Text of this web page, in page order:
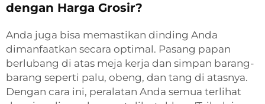
dengan Harga Grosir?
Anda juga bisa memastikan dinding Anda
dimanfaatkan secara optimal. Pasang papan
berlubang di atas meja kerja dan simpan barang-
barang seperti palu, obeng, dan tang di atasnya.
Dengan cara ini, peralatan Anda semua terlihat